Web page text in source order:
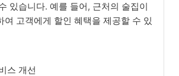
있습니다. 예를 들어, 근처의 술집이
여 고객에게 할인 혜택을 제공할 수 있
스 개선